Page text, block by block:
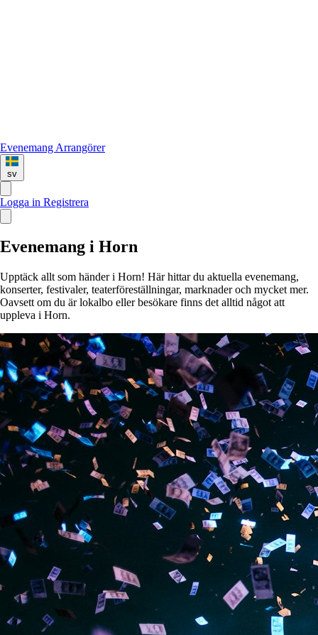
Evenemang Arrangörer
sv
Logga in Registrera
Evenemang i Horn
Upptäck allt som händer i Horn! Här hittar du aktuella evenemang,
konserter, festivaler, teaterföreställningar, marknader och mycket mer.
Oavsett om du är lokalbo eller besökare finns det alltid något att
uppleva i Horn.